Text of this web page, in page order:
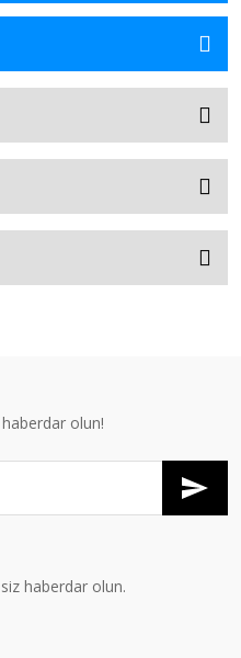
olun!
haberdar olun.